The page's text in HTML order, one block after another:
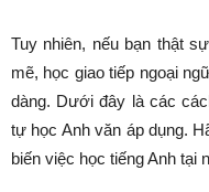
Tuy nhiên, nếu bạn thật
mẽ, học giao tiếp ngoại
dàng. Dưới đây là các
tự học Anh văn áp dụng.
biến việc học tiếng Anh tại